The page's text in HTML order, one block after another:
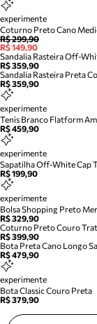
experimente
Coturno Preto Cano
R$ 299,90
R$ 149,90
Sandalia Rasteira Off-
R$ 359,90
Sandalia Rasteira Preta
R$ 359,90
experimente
Tenis Branco Flatform
R$ 459,90
experimente
Sapatilha Off-White Cap
R$ 199,90
experimente
Bolsa Shopping Preto
R$ 329,90
Coturno Preto Couro
R$ 399,90
Bota Preta Cano Longo
R$ 479,90
experimente
Bota Classic Couro Preta
R$ 379,90